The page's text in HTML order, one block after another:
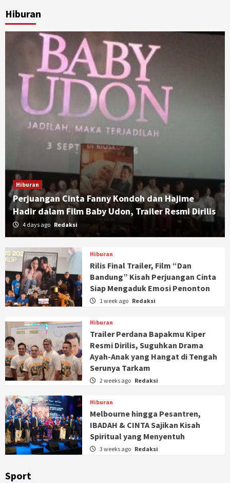
Hiburan
Hiburan
Perjuangan Cinta Fanny Kondoh dan Hajime
Hadir dalam Film Baby Udon, Trailer Resmi Dirilis
4 days ago Redaksi
Hiburan
Rilis Final Trailer, Film “Dan
Bandung” Kisah Perjuangan Cinta
Siap Mengaduk Emosi Penonton
1 week ago Redaksi
Hiburan
Trailer Perdana Bapakmu Kiper
Resmi Dirilis, Suguhkan Drama
Ayah-Anak yang Hangat di Tengah
Serunya Tarkam
2 weeks ago Redaksi
Hiburan
Melbourne hingga Pesantren,
IBADAH & CINTA Sajikan Kisah
Spiritual yang Menyentuh
3 weeks ago Redaksi
Sport